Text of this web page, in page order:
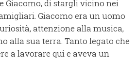
Giacomo, di stargli vicino nei
Giacomo era un uomo
attenzione alla musica,
alla sua terra. Tanto legato che
a lavorare qui e aveva un